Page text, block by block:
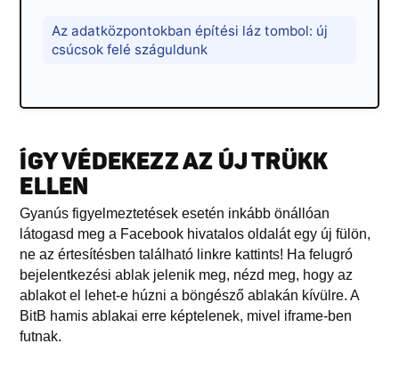
Az adatközpontokban építési láz tombol: új
csúcsok felé száguldunk
ÍGY VÉDEKEZZ AZ ÚJ TRÜKK
ELLEN
Gyanús figyelmeztetések esetén inkább önállóan
látogasd meg a Facebook hivatalos oldalát egy új fülön,
ne az értesítésben található linkre kattints! Ha felugró
bejelentkezési ablak jelenik meg, nézd meg, hogy az
ablakot el lehet-e húzni a böngésző ablakán kívülre. A
BitB hamis ablakai erre képtelenek, mivel iframe-ben
futnak.